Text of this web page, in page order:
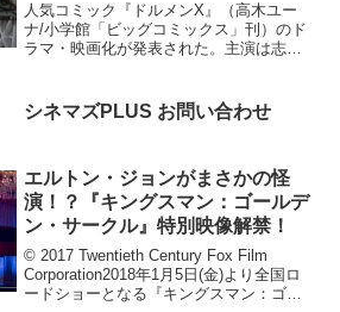
人気コミック『ドルメンX』（高木ユー
ナ/小学館「ビッグコミックス」刊）のド
ラマ・映画化が発表された。主演は志尊
（チュートリアル）の出演が決定。この
ニュースのポイン...
シネマズPLUS お問い合わせ
エルトン・ジョンがまさかの怪
演！？『キングスマン：ゴールデ
ン・サークル』特別映像解禁！
© 2017 Twentieth Century Fox Film
Corporation2018年1月5日(金)より全国ロ
ードショーとなる『キングスマン：ゴー